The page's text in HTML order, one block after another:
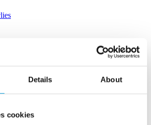
Details About
cookies